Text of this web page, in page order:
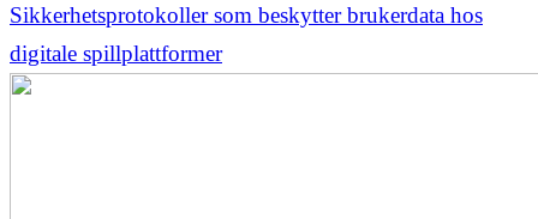
Sikkerhetsprotokoller som beskytter brukerdata hos
digitale spillplattformer